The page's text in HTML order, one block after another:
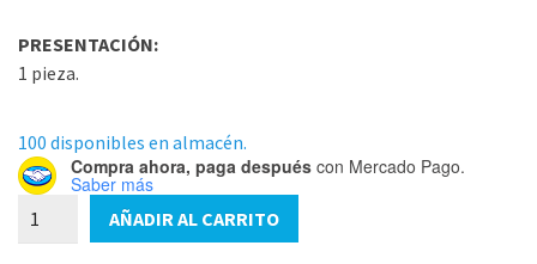
PRESENTACIÓN:
1 pieza.
100 disponibles en almacén.
Compra ahora, paga después con Mercado Pago.
Saber más
Papel
AÑADIR AL CARRITO